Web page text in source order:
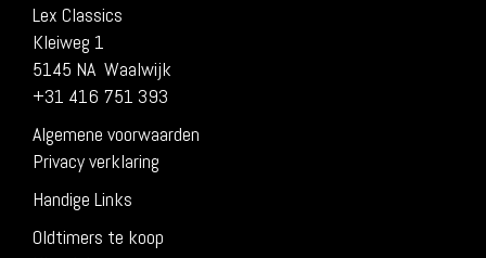
Lex Classics
Kleiweg 1
5145 NA Waalwijk
+31 416 751 393
Algemene voorwaarden
Privacy verklaring
Handige Links
Oldtimers te koop